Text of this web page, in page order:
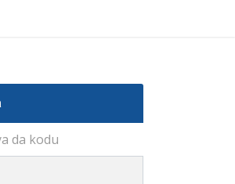
da kodu